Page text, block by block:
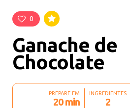
0
Ganache de
Chocolate
PREPARE EM
20 min
INGREDIENTES
2